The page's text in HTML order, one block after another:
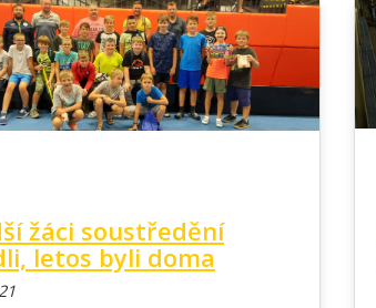
žáci soustředění
letos byli doma